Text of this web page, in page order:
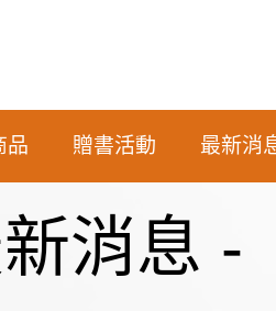
品 贈書活動 最新消
消息 -